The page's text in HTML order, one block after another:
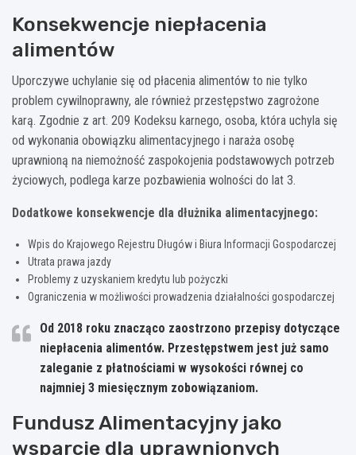
Konsekwencje niepłacenia
alimentów
Uporczywe uchylanie się od płacenia alimentów to nie tylko
problem cywilnoprawny, ale również przestępstwo zagrożone
karą. Zgodnie z art. 209 Kodeksu karnego, osoba, która uchyla się
od wykonania obowiązku alimentacyjnego i naraża osobę
uprawnioną na niemożność zaspokojenia podstawowych potrzeb
życiowych, podlega karze pozbawienia wolności do lat 3.
Dodatkowe konsekwencje dla dłużnika alimentacyjnego:
Wpis do Krajowego Rejestru Długów i Biura Informacji Gospodarczej
Utrata prawa jazdy
Problemy z uzyskaniem kredytu lub pożyczki
Ograniczenia w możliwości prowadzenia działalności gospodarczej
Od 2018 roku znacząco zaostrzono przepisy dotyczące
niepłacenia alimentów. Przestępstwem jest już samo
zaleganie z płatnościami w wysokości równej co
najmniej 3 miesięcznym zobowiązaniom.
Fundusz Alimentacyjny jako
wsparcie dla uprawnionych